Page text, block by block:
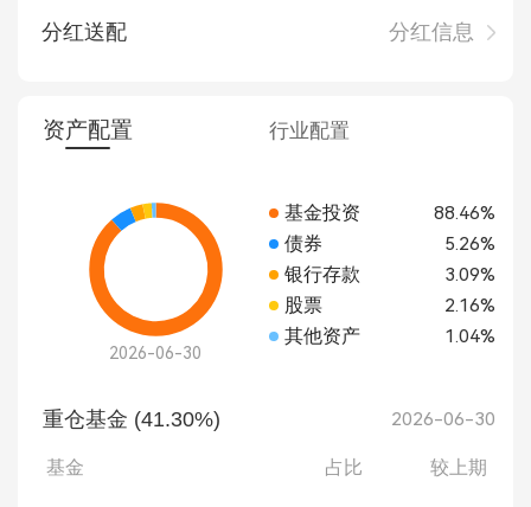
分红送配 分红信息
资产配置 行业配置
2026-06-30
基金投资 88.46%
债券 5.26%
银行存款 3.09%
股票 2.16%
其他资产 1.04%
重仓基金 (41.30%) 2026-06-30
基金 占比 较上期